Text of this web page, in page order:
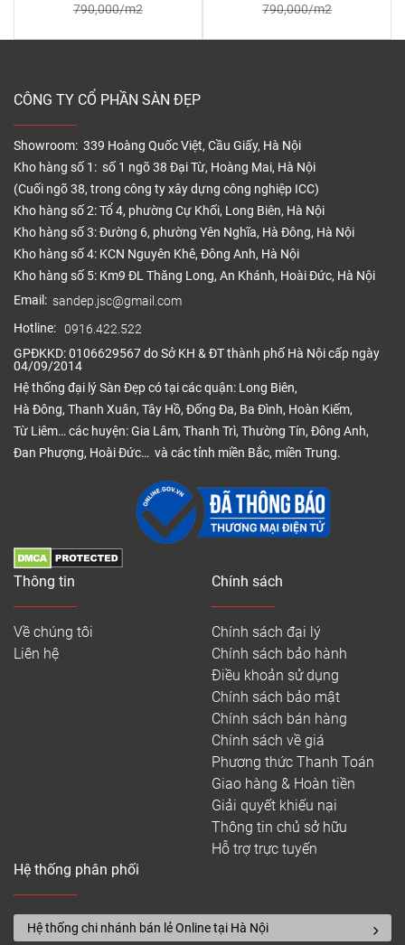
790,000/m2
790,000/m2
CÔNG TY CỔ PHẦN SÀN ĐẸP
Showroom: 339 Hoàng Quốc Việt, Cầu Giấy, Hà Nội
Kho hàng số 1: số 1 ngõ 38 Đại Từ, Hoàng Mai, Hà Nội
(Cuối ngõ 38, trong công ty xây dựng công nghiệp ICC)
Kho hàng số 2: Tổ 4, phường Cự Khối, Long Biên, Hà Nội
Kho hàng số 3: Đường 6, phường Yên Nghĩa, Hà Đông, Hà Nội
Kho hàng số 4: KCN Nguyên Khê, Đông Anh, Hà Nội
Kho hàng số 5: Km9 ĐL Thăng Long, An Khánh, Hoài Đức, Hà Nội
Email: sandep.jsc@gmail.com
Hotline: 0916.422.522
GPĐKKD: 0106629567 do Sở KH & ĐT thành phố Hà Nội cấp ngày
04/09/2014
Hệ thống đại lý Sàn Đẹp có tại các quận: Long Biên,
Hà Đông, Thanh Xuân, Tây Hồ, Đống Đa, Ba Đình, Hoàn Kiếm,
Từ Liêm… các huyện: Gia Lâm, Thanh Trì, Thường Tín, Đông Anh,
Đan Phượng, Hoài Đức… và các tỉnh miền Bắc, miền Trung.
Thông tin
Về chúng tôi
Liên hệ
Chính sách
Chính sách đại lý
Chính sách bảo hành
Điều khoản sử dụng
Chính sách bảo mật
Chính sách bán hàng
Chính sách về giá
Phương thức Thanh Toán
Giao hàng & Hoàn tiền
Giải quyết khiếu nại
Thông tin chủ sở hữu
Hỗ trợ trực tuyến
Hệ thống phân phối
Hệ thống chi nhánh bán lẻ Online tại Hà Nội